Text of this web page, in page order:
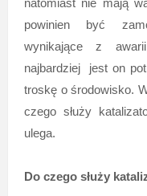
natomiast nie mają
powinien być
wynikające z
najbardziej jest on
troskę o środowisko.
czego służy
ulega.
Do czego służy